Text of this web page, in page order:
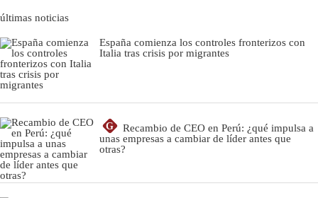
últimas noticias
España comienza los controles fronterizos con
Italia tras crisis por migrantes
G
Recambio de CEO en Perú: ¿qué impulsa a
unas empresas a cambiar de líder antes que
otras?